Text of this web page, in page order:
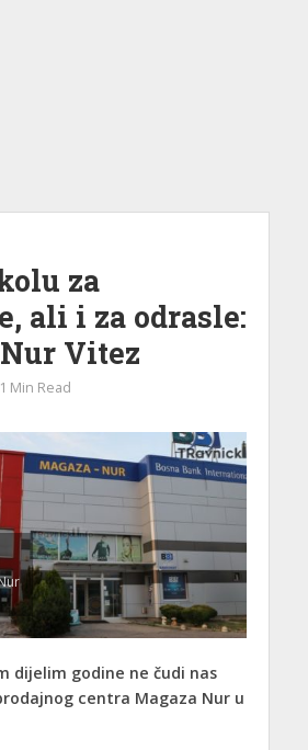
za
ali i za odrasle:
Vitez
1 Min Read
dijelim godine ne čudi nas
centra Magaza Nur u